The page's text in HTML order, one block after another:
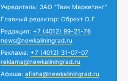
Учредитель: ЗАО "Твик Маркетинг"
Главный редактор: Обрехт О.Г.
Редакция: +7 (4012) 99-21-76
news@newkaliningrad.ru
Реклама: +7 (4012) 31-07-07
reklama@newkaliningrad.ru
Афиша: afisha@newkaliningrad.ru